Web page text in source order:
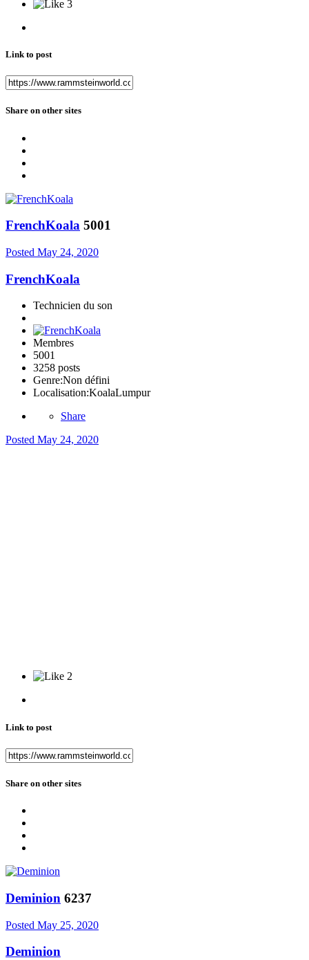
3
Link to post
Share on other sites
FrenchKoala 5001
Posted May 24, 2020
FrenchKoala
Technicien du son
Membres
5001
3258 posts
Genre:Non défini
Localisation:KoalaLumpur
Share
Posted May 24, 2020
2
Link to post
Share on other sites
Deminion 6237
Posted May 25, 2020
Deminion